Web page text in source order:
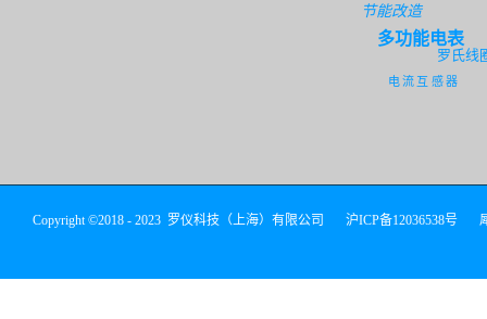
节能改造
多功能电表
罗氏线
电流互感器
Copyright ©2018 - 2023 罗仪科技（上海）有限公司 沪ICP备12036538号